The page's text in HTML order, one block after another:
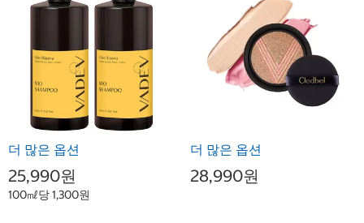
더 많은 옵션
25,990원
100㎖당 1,300원
더 많은 옵션
28,990원